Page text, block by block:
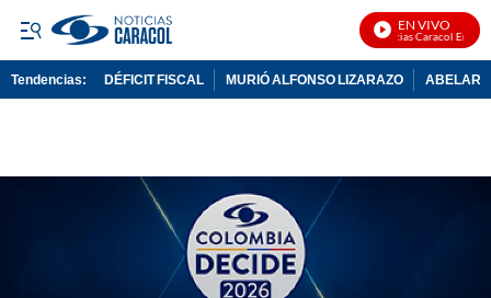
EN VIVO
Noticias Caracol En Vivo
Tendencias: DÉFICIT FISCAL MURIÓ ALFONSO LIZARAZO